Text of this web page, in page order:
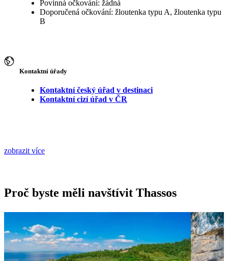
Povinná očkování: žádná
Doporučená očkování: žloutenka typu A, žloutenka typu
B
Kontaktní úřady
Kontaktní český úřad v destinaci
Kontaktní cizí úřad v ČR
zobrazit více
Proč byste měli navštívit Thassos